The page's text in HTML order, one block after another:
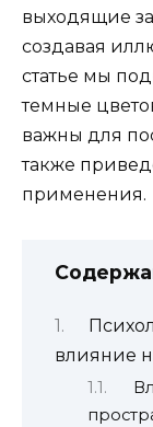
выходящие
создавая
статье мы
темные
важны для
также
применения.
влияние